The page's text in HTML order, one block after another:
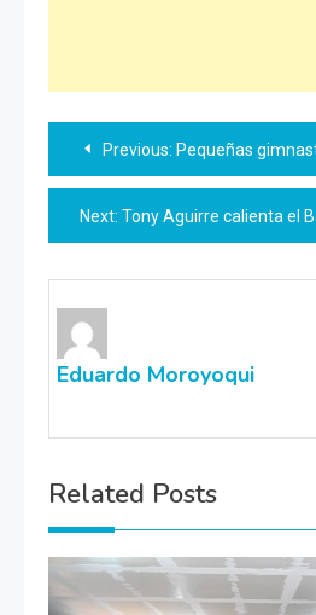
Navegación
de
entradas
Previous: Pequeñas
Next: Tony Aguirre calienta el
Eduardo Moroyoqui
Related Posts